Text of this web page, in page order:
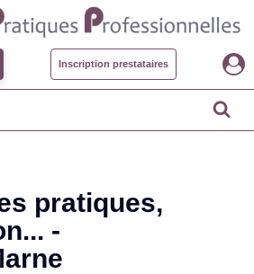
Inscription prestataires
pratiques,
-